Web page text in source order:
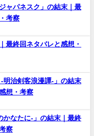
ャパネスク」の結末｜最
考察
最終回ネタバレと感想・
明治剣客浪漫譚-」の結末
想・考察
かなたに-」の結末｜最終
察